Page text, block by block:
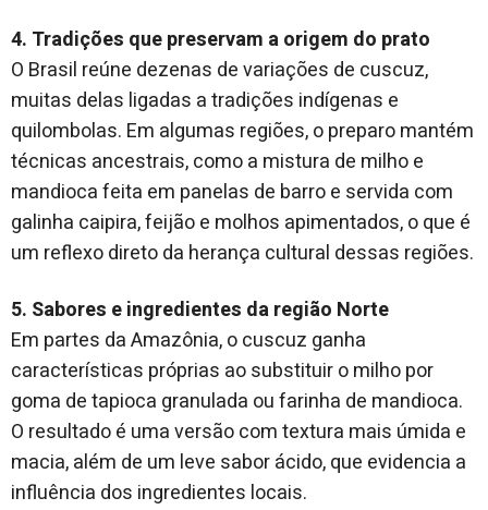
4. Tradições que preservam a origem do prato
O Brasil reúne dezenas de variações de cuscuz,
muitas delas ligadas a tradições indígenas e
quilombolas. Em algumas regiões, o preparo mantém
técnicas ancestrais, como a mistura de milho e
mandioca feita em panelas de barro e servida com
galinha caipira, feijão e molhos apimentados, o que é
um reflexo direto da herança cultural dessas regiões.
5. Sabores e ingredientes da região Norte
Em partes da Amazônia, o cuscuz ganha
características próprias ao substituir o milho por
goma de tapioca granulada ou farinha de mandioca.
O resultado é uma versão com textura mais úmida e
macia, além de um leve sabor ácido, que evidencia a
influência dos ingredientes locais.